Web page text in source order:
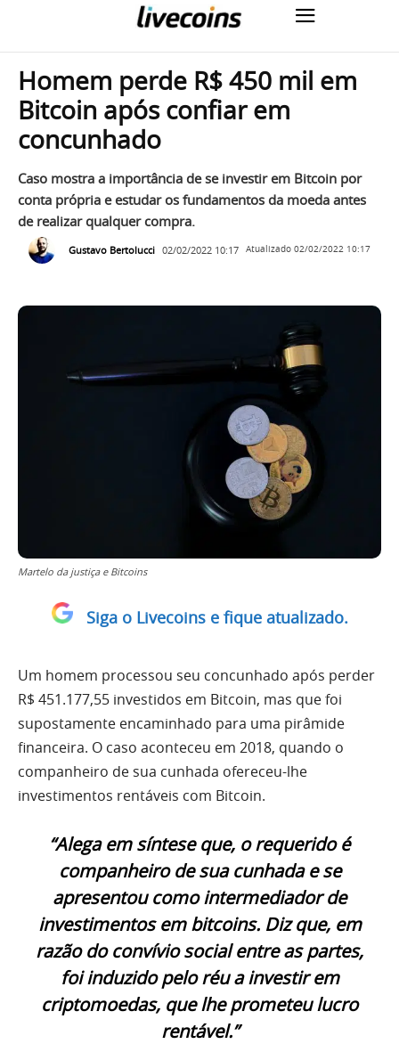
Homem perde R$ 450 mil em
Bitcoin após confiar em
concunhado
Caso mostra a importância de se investir em Bitcoin por
conta própria e estudar os fundamentos da moeda antes
de realizar qualquer compra.
Gustavo Bertolucci 02/02/2022 10:17 Atualizado 02/02/2022 10:17
Martelo da justiça e Bitcoins
Siga o Livecoins e fique atualizado.
Um homem processou seu concunhado após perder
R$ 451.177,55 investidos em Bitcoin, mas que foi
supostamente encaminhado para uma pirâmide
financeira. O caso aconteceu em 2018, quando o
companheiro de sua cunhada ofereceu-lhe
investimentos rentáveis com Bitcoin.
“Alega em síntese que, o requerido é
companheiro de sua cunhada e se
apresentou como intermediador de
investimentos em bitcoins. Diz que, em
razão do convívio social entre as partes,
foi induzido pelo réu a investir em
criptomoedas, que lhe prometeu lucro
rentável.”